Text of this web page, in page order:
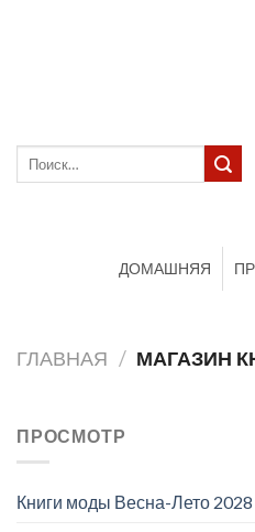
Искать:
ДОМАШНЯЯ
ГЛАВНАЯ / МАГАЗИН
ПРОСМОТР
Книги моды Весна-Лето 2028